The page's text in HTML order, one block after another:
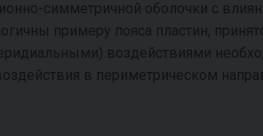
симметричной оболочки с
примеру пояса пластин,
воздействиями
в периметрическом